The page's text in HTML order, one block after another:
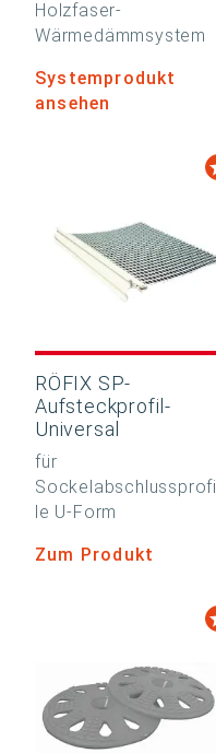
Holzfaser-
Wärmedämmsystem
Systemprodukt
ansehen
RÖFIX SP-
Aufsteckprofil-
Universal
für
Sockelabschlussprofi
le U-Form
Zum Produkt